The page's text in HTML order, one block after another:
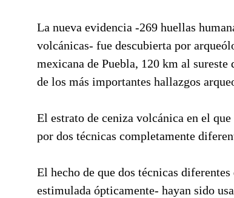
La nueva evidencia -269 huellas
volcánicas- fue descubierta por
mexicana de Puebla, 120 km al
de los más importantes hallazgos
El estrato de ceniza volcánica en el
por dos técnicas completamente
El hecho de que dos técnicas
estimulada ópticamente- hayan sido